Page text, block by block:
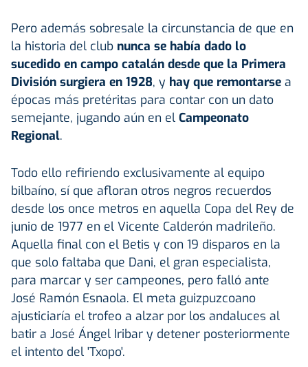
Pero además sobresale la circunstancia de que en
la historia del club nunca se había dado lo
sucedido en campo catalán desde que la Primera
División surgiera en 1928, y hay que remontarse a
épocas más pretéritas para contar con un dato
semejante, jugando aún en el Campeonato
Regional.
Todo ello refiriendo exclusivamente al equipo
bilbaíno, sí que afloran otros negros recuerdos
desde los once metros en aquella Copa del Rey de
junio de 1977 en el Vicente Calderón madrileño.
Aquella final con el Betis y con 19 disparos en la
que solo faltaba que Dani, el gran especialista,
para marcar y ser campeones, pero falló ante
José Ramón Esnaola. El meta guizpuzcoano
ajusticiaría el trofeo a alzar por los andaluces al
batir a José Ángel Iribar y detener posteriormente
el intento del 'Txopo'.